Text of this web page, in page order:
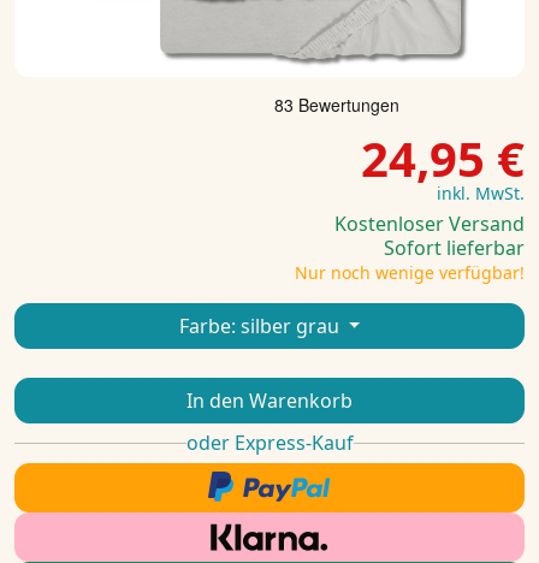
24,95 €
inkl. MwSt.
Kostenloser Versand
Sofort lieferbar
Nur noch wenige verfügbar!
Farbe: silber grau
In den Warenkorb
oder Express-Kauf